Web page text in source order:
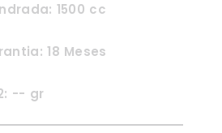
1500 cc
18 Meses
-- gr